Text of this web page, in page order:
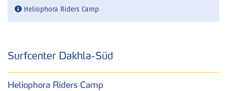
Heliophora Riders Camp
Surfcenter Dakhla-Süd
Heliophora Riders Camp